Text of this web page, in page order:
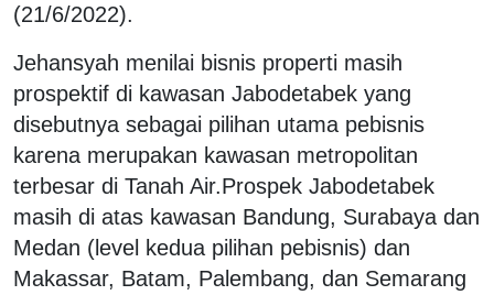
(21/6/2022).
Jehansyah menilai bisnis properti masih
prospektif di kawasan Jabodetabek yang
disebutnya sebagai pilihan utama pebisnis
karena merupakan kawasan metropolitan
terbesar di Tanah Air.Prospek Jabodetabek
masih di atas kawasan Bandung, Surabaya dan
Medan (level kedua pilihan pebisnis) dan
Makassar, Batam, Palembang, dan Semarang